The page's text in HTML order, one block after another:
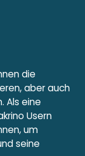
die
aber auch
Als eine
Usern
um
seine